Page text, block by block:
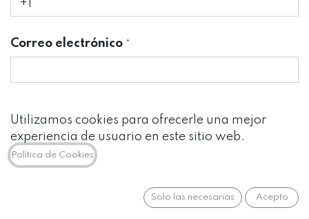
Correo electrónico *
Utilizamos cookies para ofrecerle una mejor
experiencia de usuario en este sitio web.
Política de Cookies
Solo las necesarias Acepto